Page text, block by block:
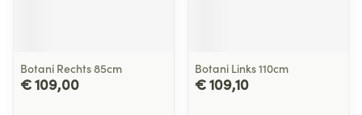
Botani Rechts 85cm
€ 109,00
Botani Links 110cm
€ 109,10